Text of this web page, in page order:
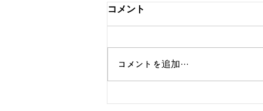
Samsung - Making of
コメント
コメントを追加…